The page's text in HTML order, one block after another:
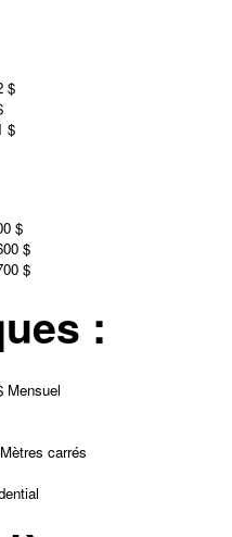
$
$
$
$
$
:
Mensuel
carrés